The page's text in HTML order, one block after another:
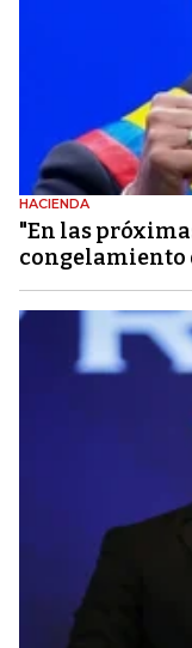
HACIENDA
"En las
congelamiento